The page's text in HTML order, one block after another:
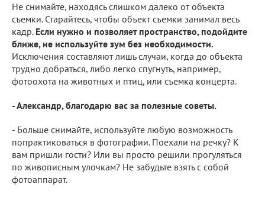
Не снимайте, находясь слишком далеко от объекта
съемки. Старайтесь, чтобы объект съемки занимал весь
кадр. Если нужно и позволяет пространство, подойдите
ближе, не используйте зум без необходимости.
Исключения составляют лишь случаи, когда до объекта
трудно добраться, либо легко спугнуть, например,
фотоохота на животных и птиц, или съемка концерта.
- Александр, благодарю вас за полезные советы.
- Больше снимайте, используйте любую возможность
попрактиковаться в фотографии. Поехали на речку? К
вам пришли гости? Или вы просто решили прогуляться
по живописным улочкам? Не забудьте взять с собой
фотоаппарат.